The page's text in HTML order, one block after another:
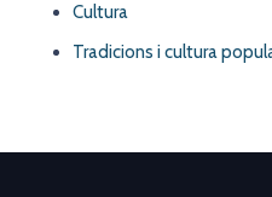
Cultura
Tradicions i cultura